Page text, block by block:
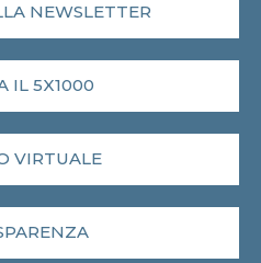
NEWSLETTER
IL 5X1000
VIRTUALE